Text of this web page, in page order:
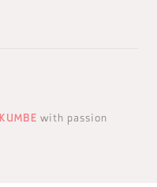
KUMBE with passion